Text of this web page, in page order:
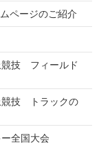
ページのご紹介
技 フィールド
競技 トラックの
全国大会